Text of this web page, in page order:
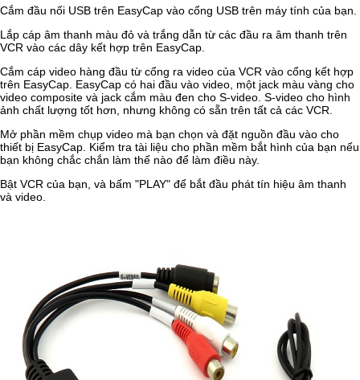
Cắm đầu nối USB trên EasyCap vào cổng USB trên máy tính của bạn.
Lắp cáp âm thanh màu đỏ và trắng dẫn từ các đầu ra âm thanh trên
VCR vào các dây kết hợp trên EasyCap.
Cắm cáp video hàng đầu từ cổng ra video của VCR vào cổng kết hợp
trên EasyCap. EasyCap có hai đầu vào video, một jack màu vàng cho
video composite và jack cắm màu đen cho S-video. S-video cho hình
ảnh chất lượng tốt hơn, nhưng không có sẵn trên tất cả các VCR.
Mở phần mềm chụp video mà bạn chọn và đặt nguồn đầu vào cho
thiết bị EasyCap. Kiểm tra tài liệu cho phần mềm bắt hình của bạn nếu
bạn không chắc chắn làm thế nào để làm điều này.
Bật VCR của bạn, và bấm "PLAY" để bắt đầu phát tín hiệu âm thanh
và video.